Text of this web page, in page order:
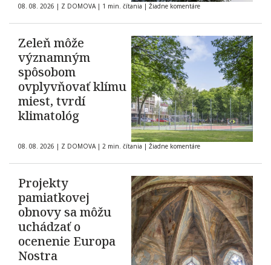
08. 08. 2026 | Z DOMOVA | 1 min. čítania | Žiadne komentáre
Zeleň môže
významným
spôsobom
ovplyvňovať klímu
miest, tvrdí
klimatológ
08. 08. 2026 | Z DOMOVA | 2 min. čítania | Žiadne komentáre
Projekty
pamiatkovej
obnovy sa môžu
uchádzať o
ocenenie Europa
Nostra